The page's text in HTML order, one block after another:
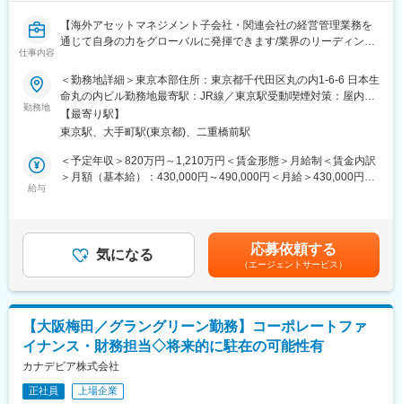
日本勤務時は海外駐在員とのやり取りが中心となるため、日常的
に英語を使用する機会は多くありませんが、将来的には海外駐在
を想定しているポジションのため、語学学校への通学支援（費用
整えています。
■就業環境
年間休日は122日、残業20時間程度を想定しています。フルフレ
軟な働き方ができます。
技術（セメント・生コン）等多岐に亘る業務に関わることがで
き、体系的に経営スキルを向上させることが出来ます。
◇インフラを支える為に不可欠な建築資材（セメント・生コン）
を社会に供給できる点で大きなやりがいがあります。経理・財務
視点による海外事業管理業務や、グループ会社との円滑なコミュ
ニケーションを通じて、適宜・適時に状況・情報を把握すること
を期待しています。
変更の範囲：会社の定める業務
仕事内容
【海外アセットマネジメント子会社・関連会社の経営管理業務を
通じて自身の力をグローバルに発揮できます/業界のリーディング
■職務概要
海外子会社・関連会社の経営管理業務 (うち、担当はアセットマネ
ジメント事業を営む海外子会社・関連会社)
■職務詳細
＜企画機能＞
・各社の収支・財務情報や運用パフォーマンスの分析・モニタリ
・本社からのノウハウ移転に向けた支援(コンプライアンスやリス
ク管理領域含む)
ビジネスフォーラムの企画・運営を担う海外保険事業チーム（19
名）・オセアニア事業チーム（11名）・米州再保険事業チーム
（10名）と、海外アセットマネジメント子会社・関連会社の経営
管理を担う海外アセットマネジメント事業チーム（13名）に分か
れています。今回は、海外アセットマネジメント事業チームにて
海外アセットマネジメント子会社・関連会社の経営管理等を統括
勤務地
＜勤務地詳細＞東京本部住所：東京都千代田区丸の内1-6-6 日本生
命丸の内ビル勤務地最寄駅：JR線／東京駅受動喫煙対策：屋内全
面禁煙変更の範囲：会社の定める事業所
【最寄り駅】
東京駅、大手町駅(東京都)、二重橋前駅
給与
＜予定年収＞820万円～1,210万円＜賃金形態＞月給制＜賃金内訳
＞月額（基本給）：430,000円～490,000円＜月給＞430,000円～
気になる 応募依頼する
（エージェントサービス）
【大阪梅田／グラングリーン勤務】コーポレートファ
イナンス・財務担当◇将来的に駐在の可能性有
カナデビア株式会社
正社員 上場企業